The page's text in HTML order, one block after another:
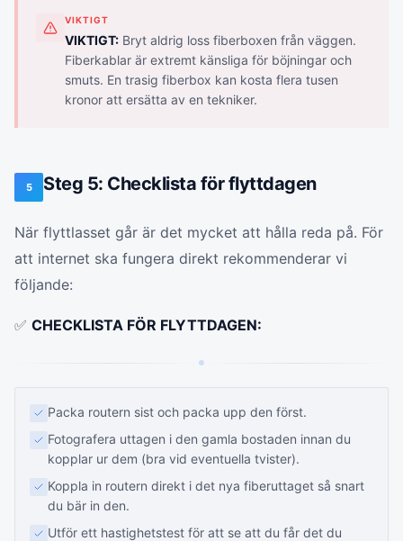
VIKTIGT
VIKTIGT: Bryt aldrig loss fiberboxen från väggen.
Fiberkablar är extremt känsliga för böjningar och
smuts. En trasig fiberbox kan kosta flera tusen
kronor att ersätta av en tekniker.
5 Steg 5: Checklista för flyttdagen
När flyttlasset går är det mycket att hålla reda på. För
att internet ska fungera direkt rekommenderar vi
följande:
✅ CHECKLISTA FÖR FLYTTDAGEN:
Packa routern sist och packa upp den först.
Fotografera uttagen i den gamla bostaden innan du
kopplar ur dem (bra vid eventuella tvister).
Koppla in routern direkt i det nya fiberuttaget så snart
du bär in den.
Utför ett hastighetstest för att se att du får det du